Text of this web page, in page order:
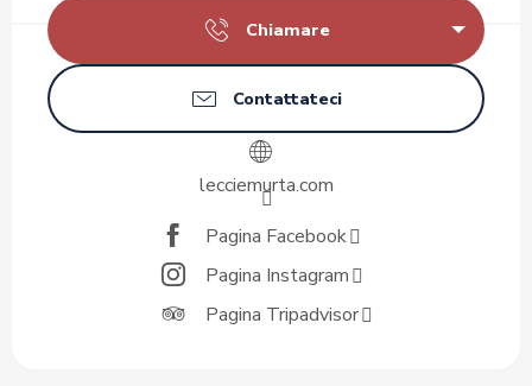
Chiamare
Contattateci
lecciemurta.com
Pagina Facebook
Pagina Instagram
Pagina Tripadvisor